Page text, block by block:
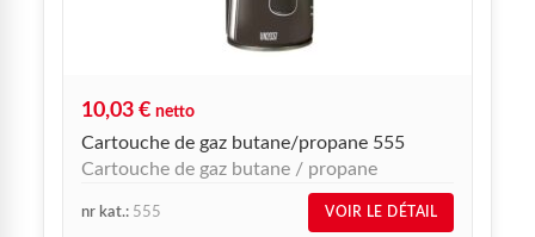
10,03 € netto
Cartouche de gaz butane/propane 555
Cartouche de gaz butane / propane
nr kat.: 555 VOIR LE DÉTAIL